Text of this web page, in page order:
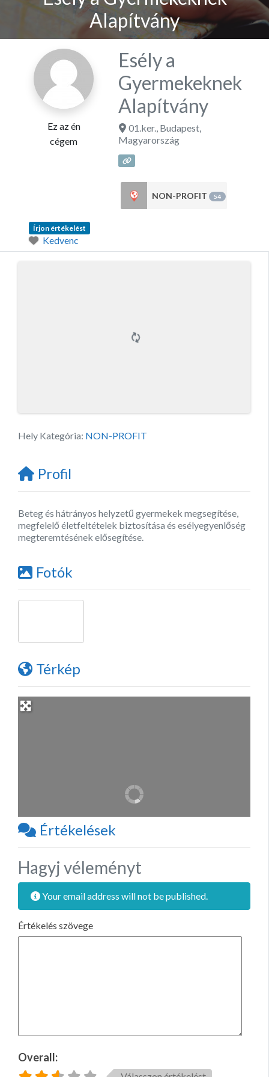
Alapítvány
Ez az én
cégem
Esély a
Gyermekeknek
Alapítvány
01.ker., Budapest,
Magyarország
NON-PROFIT 54
Írjon értékelést
Kedvenc
Hely Kategória: NON-PROFIT
Profil
Beteg és hátrányos helyzetű gyermekek megsegítése,
megfelelő életfeltételek biztosítása és esélyegyenlőség
megteremtésének elősegítése.
Fotók
Térkép
Értékelések
Hagyj véleményt
Your email address will not be published.
Értékelés szövege
Overall: